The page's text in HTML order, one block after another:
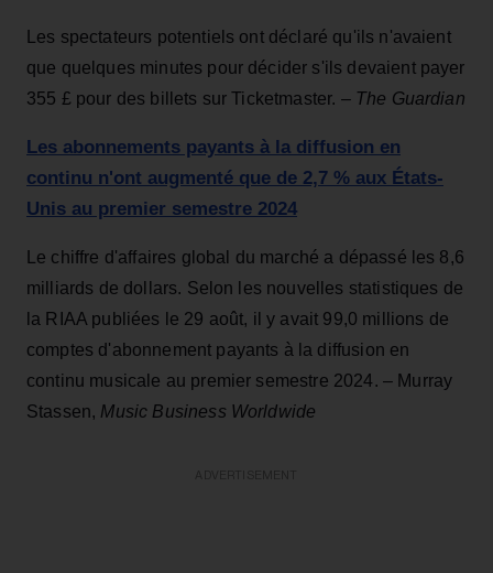
Les spectateurs potentiels ont déclaré qu'ils n'avaient
que quelques minutes pour décider s'ils devaient payer
355 £ pour des billets sur Ticketmaster. – The Guardian
Les abonnements payants à la diffusion en
continu n'ont augmenté que de 2,7 % aux États-
Unis au premier semestre 2024
Le chiffre d'affaires global du marché a dépassé les 8,6
milliards de dollars. Selon les nouvelles statistiques de
la RIAA publiées le 29 août, il y avait 99,0 millions de
comptes d'abonnement payants à la diffusion en
continu musicale au premier semestre 2024. – Murray
Stassen, Music Business Worldwide